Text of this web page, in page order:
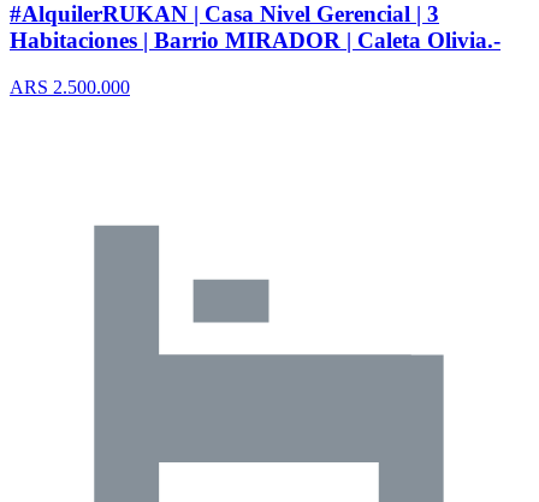
#AlquilerRUKAN | Casa Nivel Gerencial | 3
Habitaciones | Barrio MIRADOR | Caleta Olivia.-
ARS 2.500.000